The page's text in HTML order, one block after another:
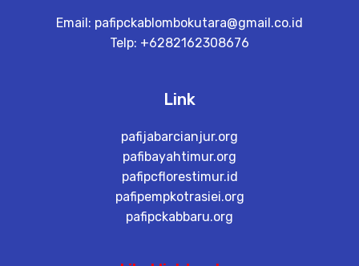
Email: pafipckablombokutara@gmail.co.id
Telp: +6282162308676
Link
pafijabarcianjur.org
pafibayahtimur.org
pafipcflorestimur.id
pafipempkotrasiei.org
pafipckabbaru.org